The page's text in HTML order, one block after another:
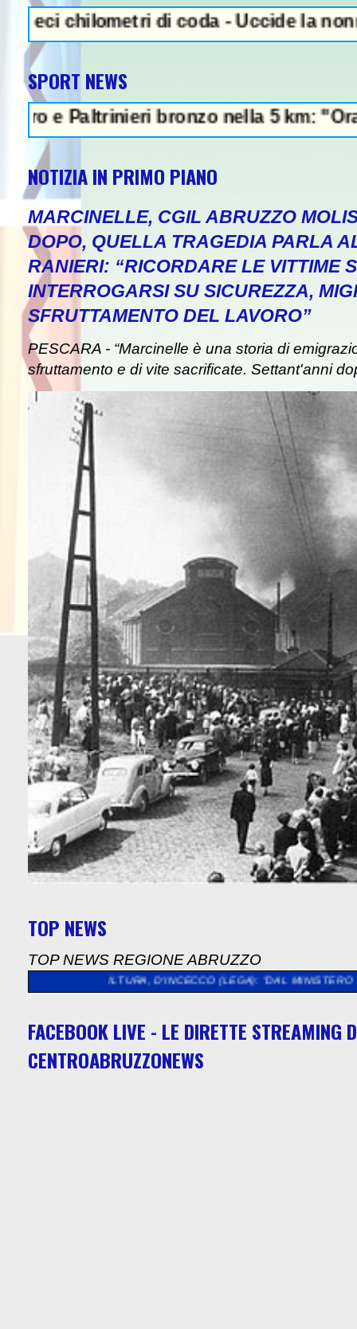
di coda - Uccide la nonna a
SPORT NEWS
bronzo nella 5 km: "Ora ci
NOTIZIA IN PRIMO PIANO
MARCINELLE, CGIL ABRUZZO
DOPO, QUELLA TRAGEDIA PARLA
RANIERI: “RICORDARE LE VITTIME
INTERROGARSI SU SICUREZZA,
SFRUTTAMENTO DEL LAVORO”
PESCARA - “Marcinelle è una storia di
sfruttamento e di vite sacrificate. Settant'anni
TOP NEWS
TOP NEWS REGIONE ABRUZZO
CULTURA, D'INCECCO (LEGA): "DAL MINISTERO QUASI 5
FACEBOOK LIVE - LE DIRETTE STREAMING
CENTROABRUZZONEWS
NEWS IN EVIDENZA -